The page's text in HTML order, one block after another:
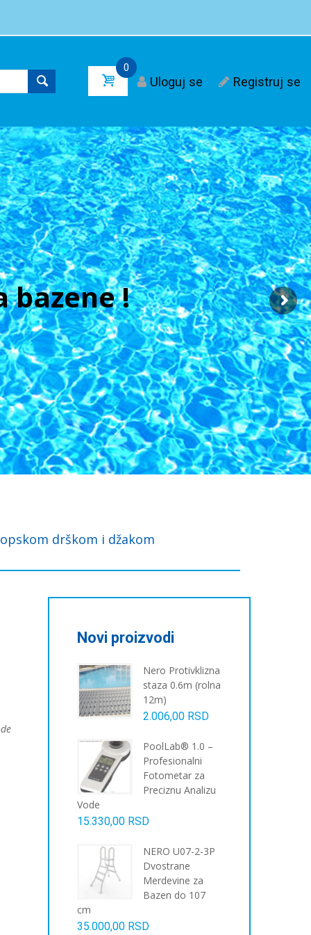
0
Uloguj se Registruj se
bazene !
drškom i džakom
Novi proizvodi
Nero Protivklizna
staza 0.6m (rolna
12m)
2.006,00 RSD
PoolLab® 1.0 –
Profesionalni
Fotometar za
Preciznu Analizu
Vode
15.330,00 RSD
NERO U07-2-3P
Dvostrane
Merdevine za
Bazen do 107
cm
35.000,00 RSD